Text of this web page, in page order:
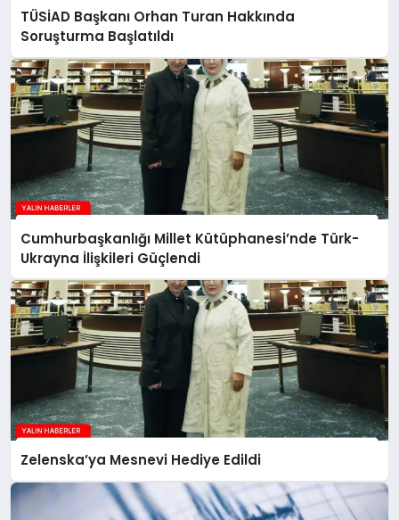
TÜSİAD Başkanı Orhan Turan Hakkında
Soruşturma Başlatıldı
Cumhurbaşkanlığı Millet Kütüphanesi’nde Türk-
Ukrayna İlişkileri Güçlendi
Zelenska’ya Mesnevi Hediye Edildi